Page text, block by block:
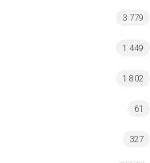
3 779
1 449
1 802
61
327